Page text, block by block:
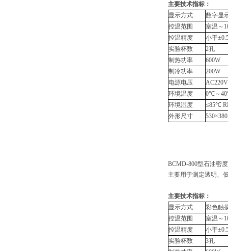
主要技术指标：
显示方式
数字显
控温范围
室温～
控温精度
小于
实验杯数
2孔
制热功率
600W
制冷功率
200W
电源电压
环境温度
0℃～
环境湿度
≤85℃
外形尺寸
BCMD-800型石油密
主要用于测定透明、
主要技术指标：
显示方式
彩色触
控温范围
室温～
控温精度
小于
实验杯数
3孔